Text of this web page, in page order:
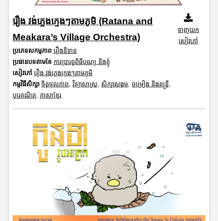
រឿង វង់ភ្លេងក្មេងៗតាមភូមិ (Ratana and
Meakara’s Village Orchestra)
ប្រភេទសកម្មភាព រឿងនិទាន
ប្រធានបទតាមខែ ការប្រារព្ធពិធីបុណ្យ និងខ្ញុំ
សៀវភៅ រឿង វង់ភ្លេងក្មេងៗតាមភូមិ
កម្មវិធីសិក្សា ចិត្តចលភាព, វិទ្យាសាស្រ្ត, សិក្សាសង្គម, ចម្រៀង និងតន្ត្រី,
បុរេគណិត, ភាសាខ្មែរ
ទាញយក
សៀវភៅ